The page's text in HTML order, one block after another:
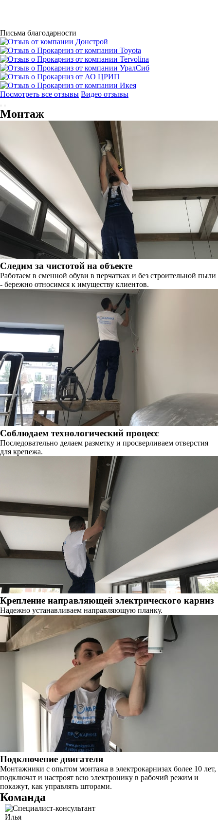
Письма благодарности
Посмотреть все отзывы Видео отзывы
Монтаж
Следим за чистотой на объекте
Работаем в сменной обуви в перчатках и без строительной пыли
- бережно относимся к имуществу клиентов.
Соблюдаем технологический процесс
Последовательно делаем разметку и просверливаем отверстия
для крепежа.
Крепление направляющей электрического карниз
Надежно устанавливаем направляющую планку.
Подключение двигателя
Монтажники с опытом монтажа в электрокарнизах более 10 лет,
подключат и настроят всю электронику в рабочий режим и
покажут, как управлять шторами.
Команда
Илья